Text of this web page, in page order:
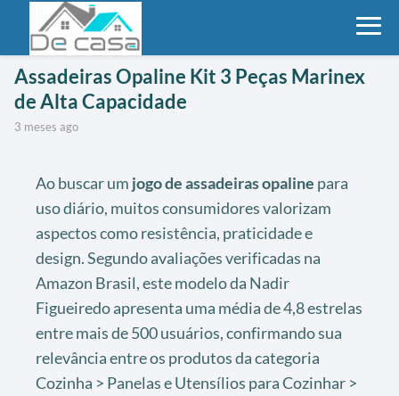
Assadeiras Opaline Kit 3 Peças Marinex
de Alta Capacidade
3 meses ago
Ao buscar um jogo de assadeiras opaline para
uso diário, muitos consumidores valorizam
aspectos como resistência, praticidade e
design. Segundo avaliações verificadas na
Amazon Brasil, este modelo da Nadir
Figueiredo apresenta uma média de 4,8 estrelas
entre mais de 500 usuários, confirmando sua
relevância entre os produtos da categoria
Cozinha > Panelas e Utensílios para Cozinhar >